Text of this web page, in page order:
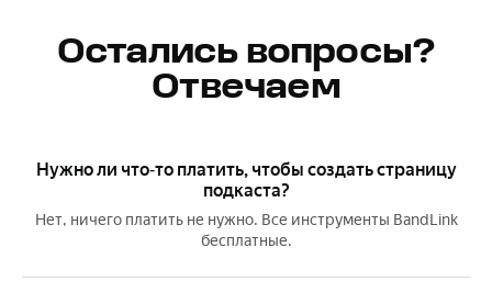
Остались вопросы?
Отвечаем
Нужно ли что‑то платить, чтобы создать страницу
подкаста?
Нет, ничего платить не нужно. Все инструменты BandLink
бесплатные.